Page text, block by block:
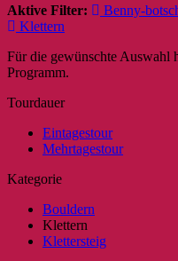
Aktive Filter: Benny-
Klettern
Für die gewünschte Auswahl
Programm.
Tourdauer
Eintagestour
Mehrtagestour
Kategorie
Bouldern
Klettern
Klettersteig